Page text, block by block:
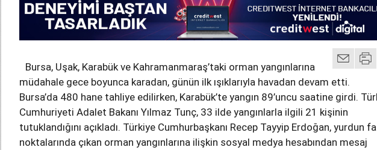
Bursa, Uşak, Karabük ve Kahramanmaraş’taki orman yangınlarına
müdahale gece boyunca karadan, günün ilk ışıklarıyla havadan devam etti.
Bursa’da 480 hane tahliye edilirken, Karabük’te yangın 89’uncu saatine girdi.
Cumhuriyeti Adalet Bakanı Yılmaz Tunç, 33 ilde yangınlarla ilgili 21 kişinin
tutuklandığını açıkladı. Türkiye Cumhurbaşkanı Recep Tayyip Erdoğan, yurdun
noktalarında çıkan orman yangınlarına ilişkin sosyal medya hesabından mesaj